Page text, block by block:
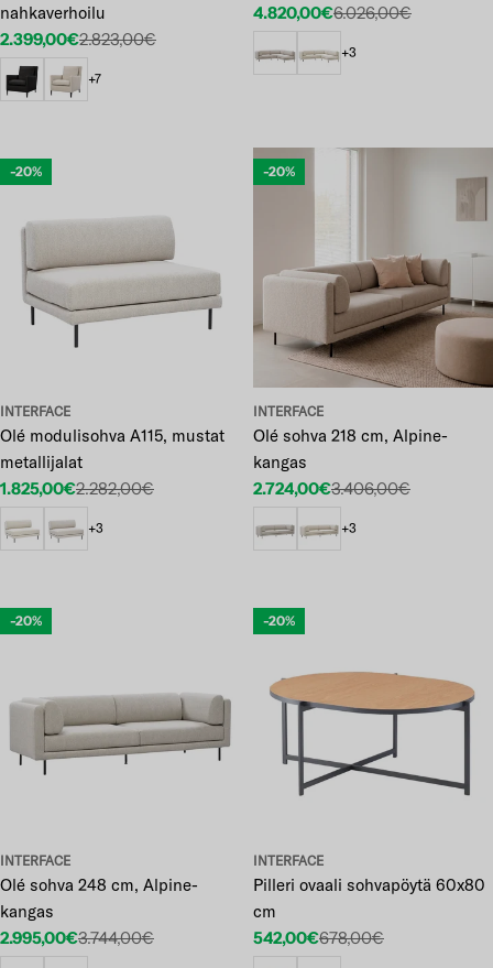
nahkaverhoilu
Etuhinta
2.399,00€
Normaalihinta2.823,00€
+7
Etuhinta
4.820,00€
Normaalihinta6.026,00€
+3
-20%
INTERFACE
Olé modulisohva A115, mustat
metallijalat
Etuhinta
1.825,00€
Normaalihinta2.282,00€
+3
-20%
INTERFACE
Olé sohva 218 cm, Alpine-
kangas
Etuhinta
2.724,00€
Normaalihinta3.406,00€
+3
-20%
INTERFACE
Olé sohva 248 cm, Alpine-
kangas
Etuhinta
2.995,00€
Normaalihinta3.744,00€
-20%
INTERFACE
Pilleri ovaali sohvapöytä 60x80
cm
Etuhinta
542,00€
Normaalihinta
678,00€